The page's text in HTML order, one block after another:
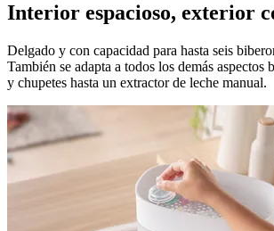
Interior espacioso, exterior
Delgado y con capacidad para hasta seis
También se adapta a todos los demás aspectos
y chupetes hasta un extractor de leche manual.